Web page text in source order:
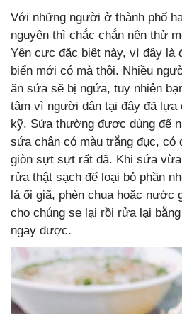
Với những người ở thành phố
nguyên thì chắc chắn nên thử
Yên cực đặc biệt này, vì đây là
biển mới có mà thôi. Nhiều
ăn sứa sẽ bị ngứa, tuy nhiên
tâm vì người dân tại đây đã lựa
kỹ. Sứa thường được dùng để
sứa chân có màu trắng đục, có
giòn sựt sựt rất đã. Khi sứa
rửa thật sạch để loại bỏ phần
lá ổi giã, phèn chua hoặc nước
cho chúng se lại rồi rửa lại
ngay được.